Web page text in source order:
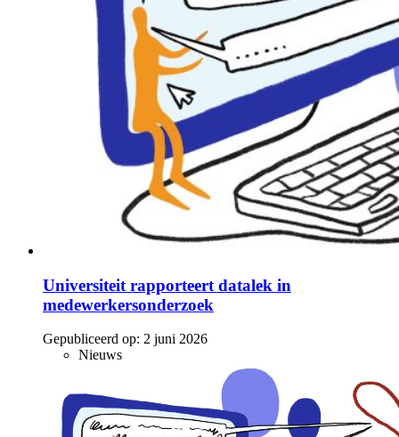
Universiteit rapporteert datalek in
medewerkersonderzoek
Gepubliceerd op: 2 juni 2026
Nieuws